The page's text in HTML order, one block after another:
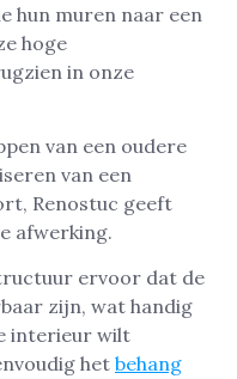
hun muren naar een
hoge
in onze
van een oudere
van een
Renostuc geeft
afwerking.
ervoor dat de
zijn, wat handig
interieur wilt
het behang